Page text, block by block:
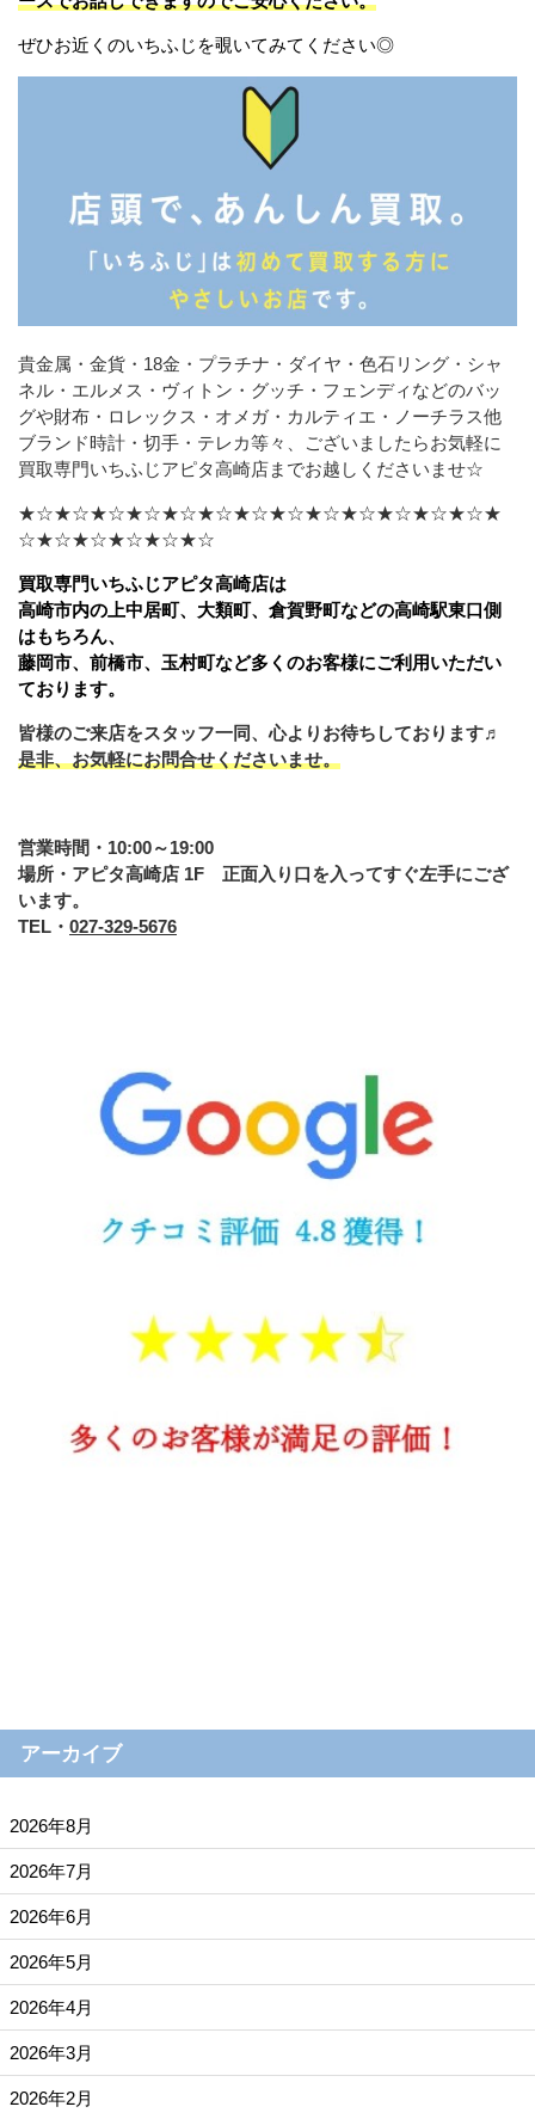
ぜひお近くのいちふじを覗いてみてください◎
貴金属・金貨・18金・プラチナ・ダイヤ・色石リング・シャ
ネル・エルメス・ヴィトン・グッチ・フェンディなどのバッ
グや財布・ロレックス・オメガ・カルティエ・ノーチラス他
ブランド時計・切手・テレカ等々、ございましたらお気軽に
買取専門いちふじアピタ高崎店までお越しくださいませ☆
★☆★☆★☆★☆★☆★☆★☆★☆★☆★☆★☆★☆★☆★
☆★☆★☆★☆★☆★☆
買取専門いちふじアピタ高崎店は
高崎市内の上中居町、大類町、倉賀野町などの高崎駅東口側
はもちろん、
藤岡市、前橋市、玉村町など多くのお客様にご利用いただい
ております。
皆様のご来店をスタッフ一同、心よりお待ちしております♬
是非、お気軽にお問合せくださいませ。
営業時間・10:00～19:00
場所・アピタ高崎店 1F 正面入り口を入ってすぐ左手にござ
います。
TEL・ 027-329-5676
アーカイブ
2026年8月
2026年7月
2026年6月
2026年5月
2026年4月
2026年3月
2026年2月